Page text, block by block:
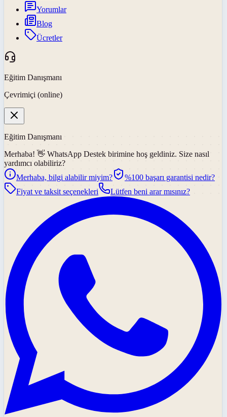
Yorumlar
Blog
Ücretler
Eğitim Danışmanı
Çevrimiçi (online)
Eğitim Danışmanı
Merhaba! 👋 WhatsApp Destek birimine hoş geldiniz. Size nasıl
yardımcı olabiliriz?
Merhaba, bilgi alabilir miyim?
%100 başarı garantisi nedir?
Fiyat ve taksit seçenekleri
Lütfen beni arar mısınız?